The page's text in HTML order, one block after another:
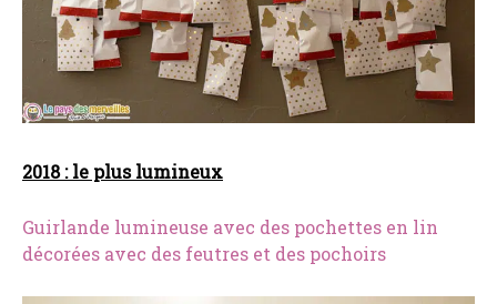
2018 : le plus lumineux
Guirlande lumineuse avec des pochettes en lin
décorées avec des feutres et des pochoirs